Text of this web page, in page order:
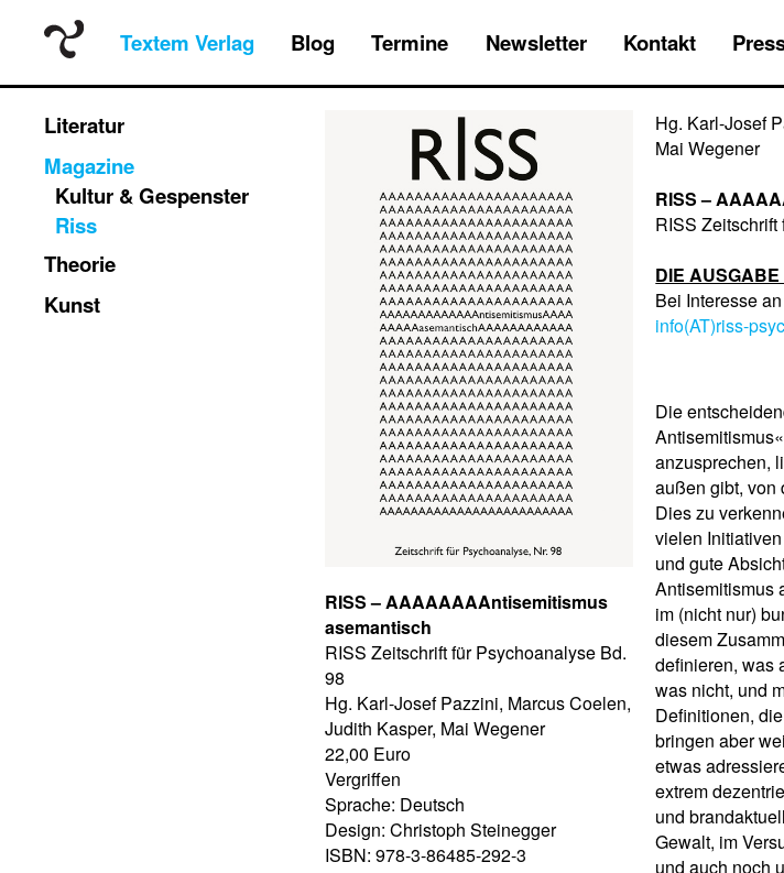
Textem Verlag Blog Termine Newsletter Kontakt
Literatur
Magazine
Kultur & Gespenster
Riss
Theorie
Kunst
Hg. Karl-Josef
Mai Wegener
RISS –
RISS
DIE
Bei Interesse
info(AT)riss-
Die
anzusprechen,
außen gibt, von
Dies zu
vielen
und gute
Antisemitismus
im (nicht nur)
diesem
definieren, was
was nicht, und
Definitionen,
bringen aber
etwas
extrem
und
Gewalt, im
und auch noch
RISS – AAAAAAAAntisemitismus
asemantisch
RISS Zeitschrift für Psychoanalyse Bd.
98
Hg. Karl-Josef Pazzini, Marcus Coelen,
Judith Kasper, Mai Wegener
22,00 Euro
Vergriffen
Sprache: Deutsch
Design: Christoph Steinegger
ISBN: 978-3-86485-292-3